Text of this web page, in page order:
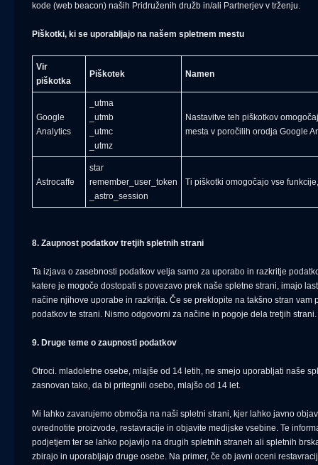
kode (web beacon) naših Pridruženih družb in/ali Partnerjev v trženju.
Piškotki, ki se uporabljajo na našem spletnem mestu
Vir
piškotka
Piškotek Namen
Google
Analytics
_utma
_utmb
_utmc
_utmz
Nastavitve teh piškotkov
mesta v poročilih orodja Google
Astrocaffe
star
remember_user_token
_astro_session
Ti piškotki omogočajo vse
8. Zaupnost podatkov tretjih spletnih strani
Ta izjava o zasebnosti podatkov velja samo za uporabo in razkritje
katere je mogoče dostopati s povezavo prek naše spletne strani, imajo
načine njihove uporabe in razkritja. Če se preklopite na takšno stran
podatkov te strani. Nismo odgovorni za načine in pogoje dela tretjih strani.
9. Druge teme o zaupnosti podatkov
Otroci. mladoletne osebe, mlajše od 14 letih, ne smejo uporabljati naše
zasnovan tako, da bi pritegnili osebo, mlajšo od 14 let.
Mi lahko zavarujemo območja na naši spletni strani, kjer lahko javno
ovrednotite proizvode, restavracije in objavite medijske vsebine. Te
podjetjem ter se lahko pojavijo na drugih spletnih straneh ali spletnih
zbirajo in uporabljajo druge osebe. Na primer, če ob javni oceni